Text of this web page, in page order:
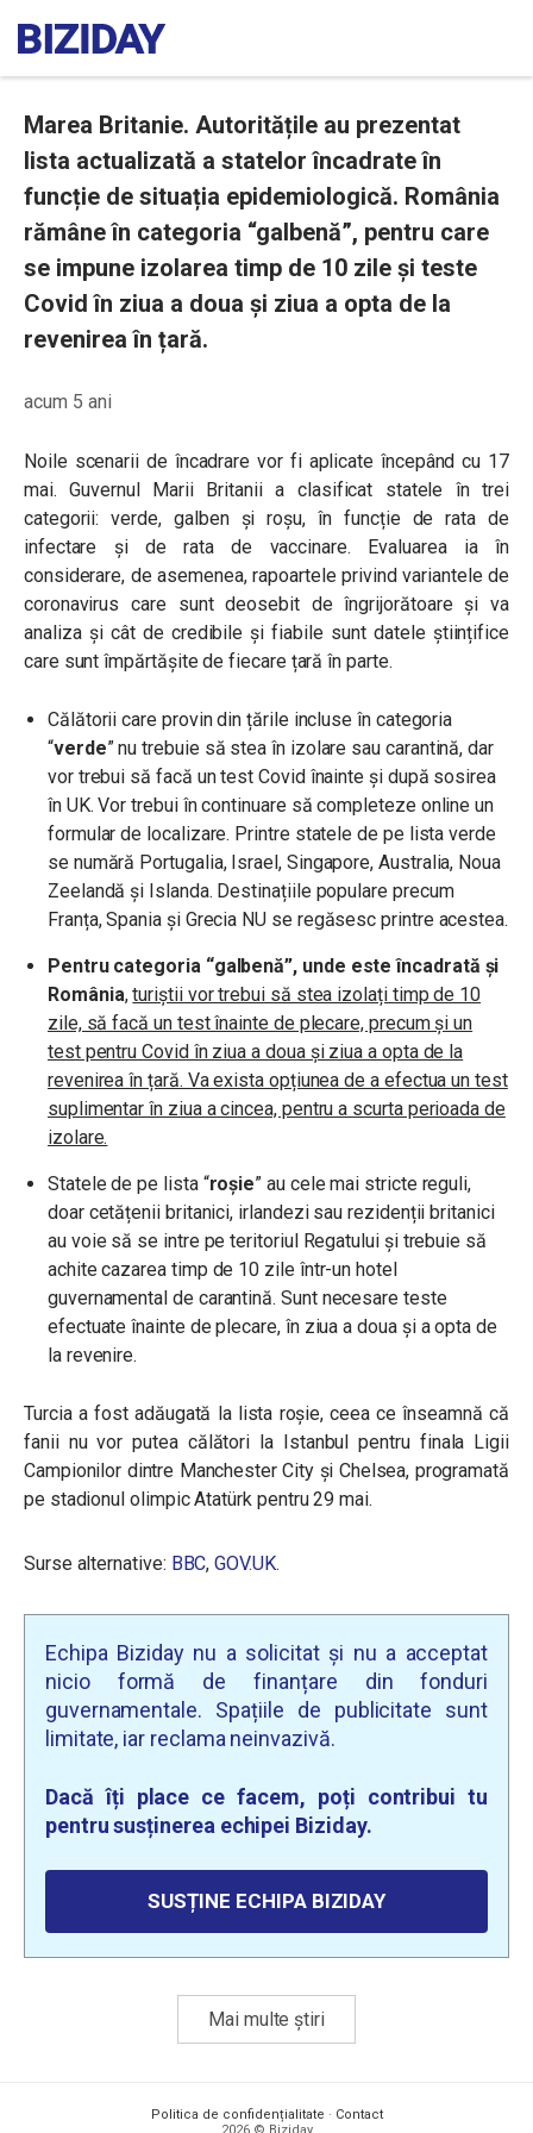
Marea Britanie. Autoritățile au prezentat
lista actualizată a statelor încadrate în
funcție de situația epidemiologică. România
rămâne în categoria “galbenă”, pentru care
se impune izolarea timp de 10 zile și teste
Covid în ziua a doua și ziua a opta de la
revenirea în țară.
acum 5 ani
Noile scenarii de încadrare vor fi aplicate începând cu 17
mai. Guvernul Marii Britanii a clasificat statele în trei
categorii: verde, galben și roșu, în funcție de rata de
infectare și de rata de vaccinare. Evaluarea ia în
considerare, de asemenea, rapoartele privind variantele de
coronavirus care sunt deosebit de îngrijorătoare și va
analiza și cât de credibile și fiabile sunt datele științifice
care sunt împărtășite de fiecare țară în parte.
Călătorii care provin din țările incluse în categoria
“verde” nu trebuie să stea în izolare sau carantină, dar
vor trebui să facă un test Covid înainte și după sosirea
în UK. Vor trebui în continuare să completeze online un
formular de localizare. Printre statele de pe lista verde
se numără Portugalia, Israel, Singapore, Australia, Noua
Zeelandă și Islanda. Destinațiile populare precum
Franța, Spania și Grecia NU se regăsesc printre acestea.
Pentru categoria “galbenă”, unde este încadrată și
România,turiștii vor trebui să stea izolați timp de 10
zile, să facă un test înainte de plecare, precum și un
test pentru Covid în ziua a doua și ziua a opta de la
revenirea în țară. Va exista opțiunea de a efectua un test
suplimentar în ziua a cincea, pentru a scurta perioada de
izolare.
Statele de pe lista “roșie” au cele mai stricte reguli,
doar cetățenii britanici, irlandezi sau rezidenții britanici
au voie să se intre pe teritoriul Regatului și trebuie să
achite cazarea timp de 10 zile într-un hotel
guvernamental de carantină. Sunt necesare teste
efectuate înainte de plecare, în ziua a doua și a opta de
la revenire.
Turcia a fost adăugată la lista roșie, ceea ce înseamnă că
fanii nu vor putea călători la Istanbul pentru finala Ligii
Campionilor dintre Manchester City și Chelsea, programată
pe stadionul olimpic Atatürk pentru 29 mai.
Surse alternative: BBC,GOV.UK.
Echipa Biziday nu a solicitat și nu a acceptat
nicio formă de finanțare din fonduri
guvernamentale. Spațiile de publicitate sunt
limitate, iar reclama neinvazivă.
Dacă îți place ce facem, poți contribui tu
pentru susținerea echipei Biziday.
SUSȚINE ECHIPA BIZIDAY
Mai multe știri
Politica de confidențialitate · Contact